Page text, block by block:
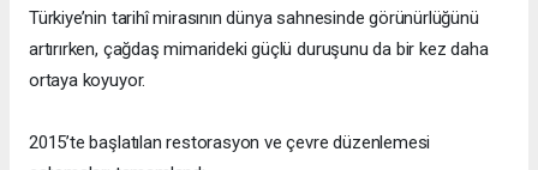
Türkiye’nin tarihî mirasının dünya sahnesinde görünürlüğünü
artırırken, çağdaş mimarideki güçlü duruşunu da bir kez daha
ortaya koyuyor.
2015’te başlatılan restorasyon ve çevre düzenlemesi